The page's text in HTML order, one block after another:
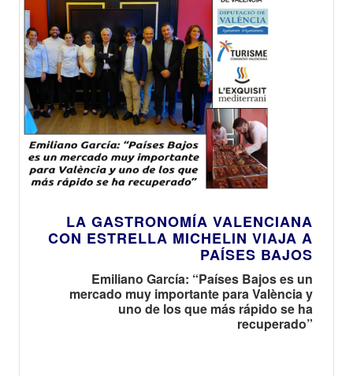
LA GASTRONOMÍA VALENCIANA
CON ESTRELLA MICHELIN VIAJA A
PAÍSES BAJOS
Emiliano García: “Países Bajos es un
mercado muy importante para València y
uno de los que más rápido se ha
recuperado”